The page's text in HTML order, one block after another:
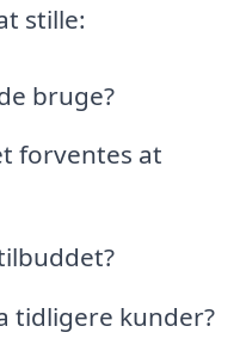
stille:
bruge?
forventes at
tidligere kunder?